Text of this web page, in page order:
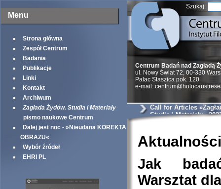
Menu
Strona główna
Zespół Centrum
Badania
Publikacje
Linki
Kontakt
Archiwum
Zagłada Żydów. Studia i Materiały
pismo naukowe Centrum
Dalej jest noc - »Nieudana KOREKTA
OBRAZU«
Wybór źródeł
EHRI PL
Szukaj:
Centrum Badań nad Zagładą
ul. Nowy Świat 72, 00-330
Palac Staszica pok. 120
e-mail:
Call for Articles
Studia i Materiały«
Aktualności
Jak
Warsztat